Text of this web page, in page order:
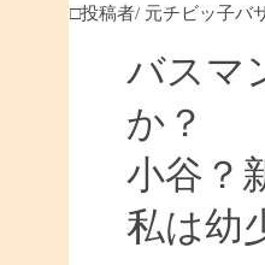
□投稿者/ 元チビッ子バ
バスマ
か？
小谷？
私は幼